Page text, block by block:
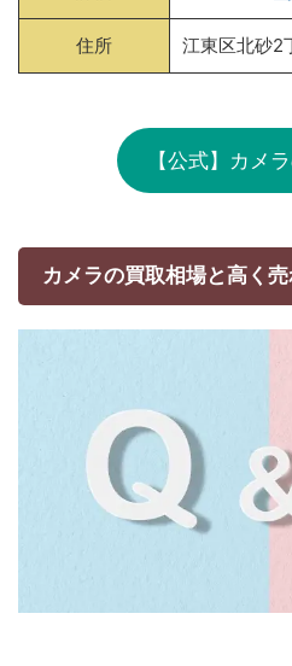
住所 江東区北砂2
【公式】カメ
カメラの買取相場と高く